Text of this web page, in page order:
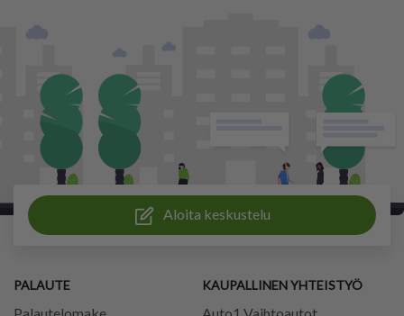
Aloita keskustelu
PALAUTE KAUPALLINEN YHTEISTYÖ